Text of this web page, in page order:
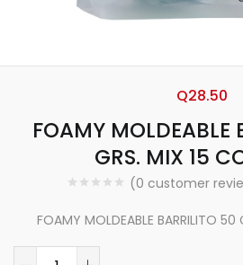
FOAMY MOLDEABLE
GRS. MIX 15
(0 customer
Q28.50
FOAMY MOLDEABLE BARRILITO 50